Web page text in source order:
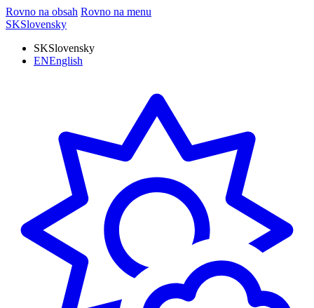
Rovno na obsah Rovno na menu
SKSlovensky
SKSlovensky
ENEnglish